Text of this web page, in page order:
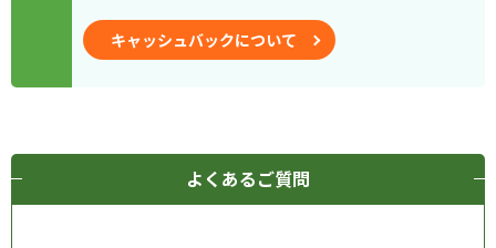
キャッシュバックについて
よくあるご質問